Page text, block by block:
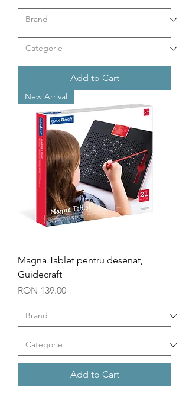
Add to Cart
New Arrival
Magna Tablet pentru desenat,
Guidecraft
Price
RON 139.00
Add to Cart